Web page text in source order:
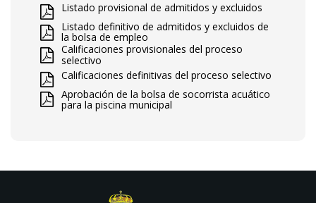
Listado provisional de admitidos y excluidos
Listado definitivo de admitidos y excluidos de
la bolsa de empleo
Calificaciones provisionales del proceso
selectivo
Calificaciones definitivas del proceso selectivo
Aprobación de la bolsa de socorrista acuático
para la piscina municipal